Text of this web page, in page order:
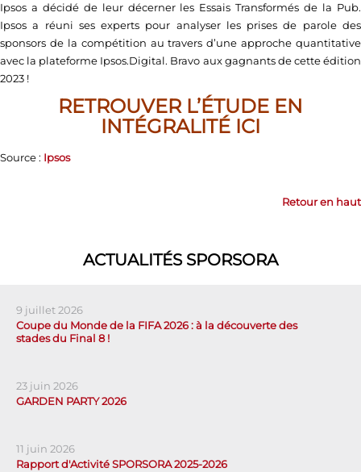
Ipsos a décidé de leur décerner les Essais Transformés de la Pub.
Ipsos a réuni ses experts pour analyser les prises de parole des
sponsors de la compétition au travers d’une approche quantitative
avec la plateforme Ipsos.Digital. Bravo aux gagnants de cette édition
2023 !
RETROUVER L’ÉTUDE EN
INTÉGRALITÉ ICI
Source : Ipsos
Retour en haut
ACTUALITÉS SPORSORA
9 juillet 2026
Coupe du Monde de la FIFA 2026 : à la découverte des
stades du Final 8 !
23 juin 2026
GARDEN PARTY 2026
11 juin 2026
Rapport d'Activité SPORSORA 2025-2026